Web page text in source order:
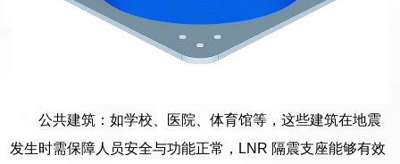
公共建筑：如学校、医院、体育馆等，这些建筑在地震
发生时需保障人员安全与功能正常，LNR 隔震支座能够有效